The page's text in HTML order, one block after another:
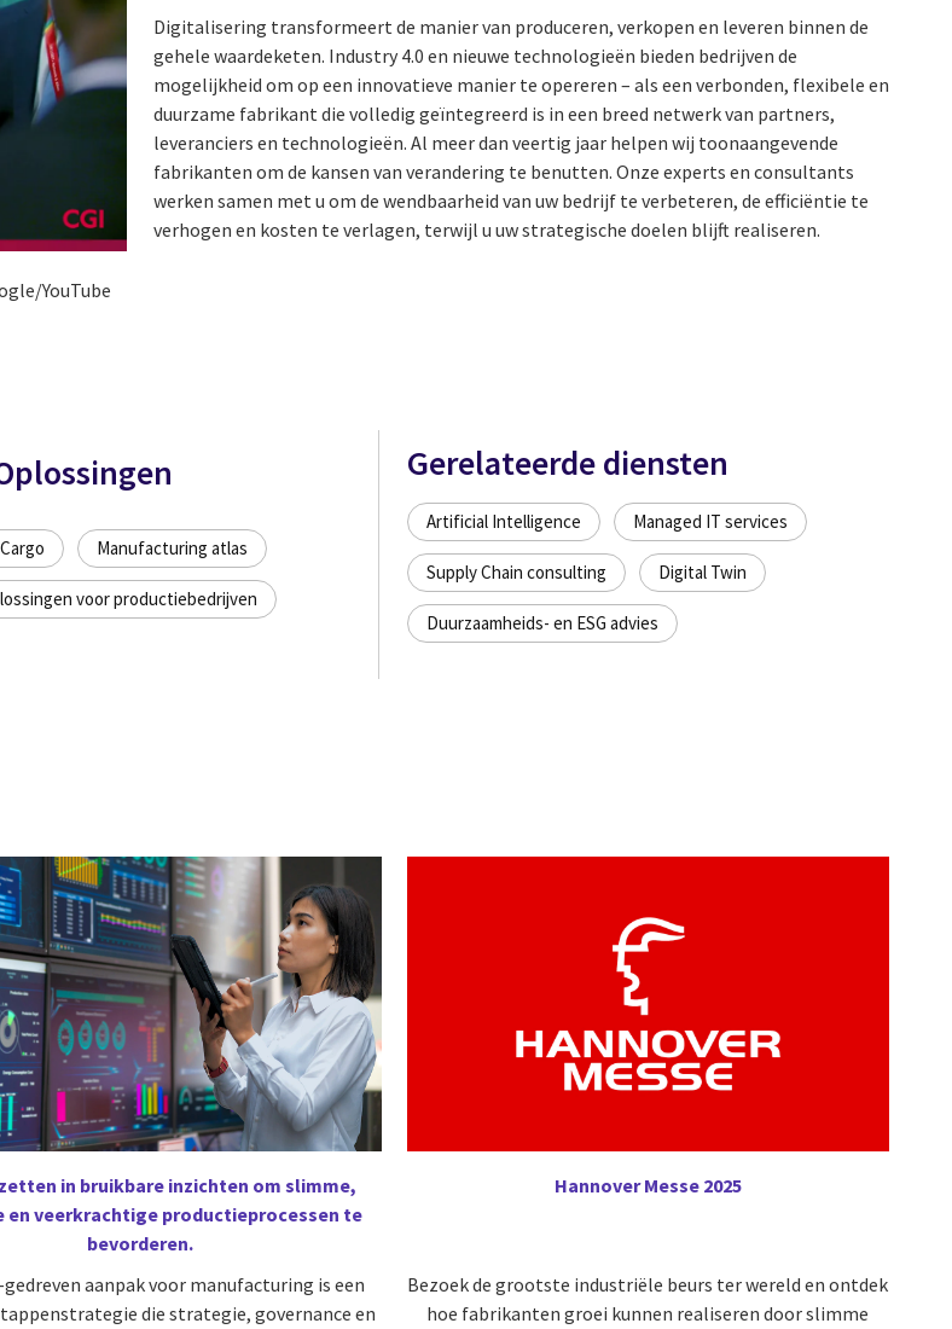
YouTube
Digitalisering transformeert de manier van produceren, verkopen en leveren binnen de
gehele waardeketen. Industry 4.0 en nieuwe technologieën bieden bedrijven de
mogelijkheid om op een innovatieve manier te opereren – als een verbonden, flexibele en
duurzame fabrikant die volledig geïntegreerd is in een breed netwerk van partners,
leveranciers en technologieën. Al meer dan veertig jaar helpen wij toonaangevende
fabrikanten om de kansen van verandering te benutten. Onze experts en consultants
werken samen met u om de wendbaarheid van uw bedrijf te verbeteren, de efficiëntie te
verhogen en kosten te verlagen, terwijl u uw strategische doelen blijft realiseren.
Manufacturing atlas
voor productiebedrijven
Gerelateerde diensten
Artificial Intelligence Managed IT services
Supply Chain consulting Digital Twin
Duurzaamheids- en ESG advies
in bruikbare inzichten om slimme,
en veerkrachtige productieprocessen te
bevorderen.
gedreven aanpak voor manufacturing is een
die strategie, governance en
Hannover Messe 2025
Bezoek de grootste industriële beurs ter wereld en ontdek
hoe fabrikanten groei kunnen realiseren door slimme